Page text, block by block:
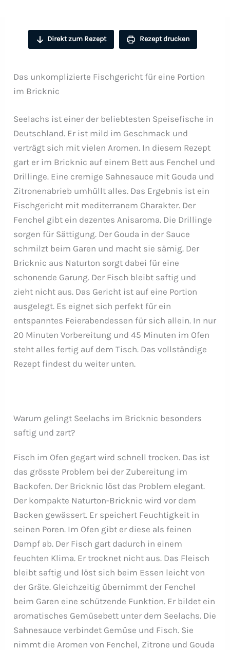
Direkt zum Rezept Rezept drucken
Das unkomplizierte Fischgericht für eine Portion
im Bricknic
Seelachs ist einer der beliebtesten Speisefische in
Deutschland. Er ist mild im Geschmack und
verträgt sich mit vielen Aromen. In diesem Rezept
gart er im Bricknic auf einem Bett aus Fenchel und
Drillinge. Eine cremige Sahnesauce mit Gouda und
Zitronenabrieb umhüllt alles. Das Ergebnis ist ein
Fischgericht mit mediterranem Charakter. Der
Fenchel gibt ein dezentes Anisaroma. Die Drillinge
sorgen für Sättigung. Der Gouda in der Sauce
schmilzt beim Garen und macht sie sämig. Der
Bricknic aus Naturton sorgt dabei für eine
schonende Garung. Der Fisch bleibt saftig und
zieht nicht aus. Das Gericht ist auf eine Portion
ausgelegt. Es eignet sich perfekt für ein
entspanntes Feierabendessen für sich allein. In nur
20 Minuten Vorbereitung und 45 Minuten im Ofen
steht alles fertig auf dem Tisch. Das vollständige
Rezept findest du weiter unten.
Warum gelingt Seelachs im Bricknic besonders
saftig und zart?
Fisch im Ofen gegart wird schnell trocken. Das ist
das grösste Problem bei der Zubereitung im
Backofen. Der Bricknic löst das Problem elegant.
Der kompakte Naturton-Bricknic wird vor dem
Backen gewässert. Er speichert Feuchtigkeit in
seinen Poren. Im Ofen gibt er diese als feinen
Dampf ab. Der Fisch gart dadurch in einem
feuchten Klima. Er trocknet nicht aus. Das Fleisch
bleibt saftig und löst sich beim Essen leicht von
der Gräte. Gleichzeitig übernimmt der Fenchel
beim Garen eine schützende Funktion. Er bildet ein
aromatisches Gemüsebett unter dem Seelachs. Die
Sahnesauce verbindet Gemüse und Fisch. Sie
nimmt die Aromen von Fenchel, Zitrone und Gouda